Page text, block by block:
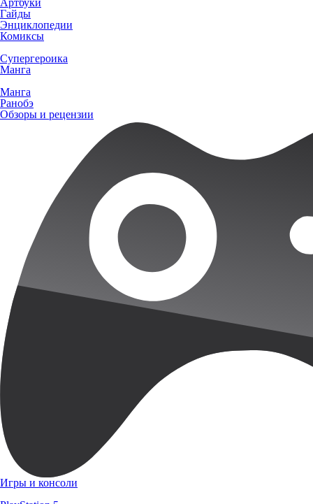
Артбуки
Гайды
Энциклопедии
Комиксы
Супергероика
Манга
Манга
Ранобэ
Обзоры и рецензии
Игры и консоли